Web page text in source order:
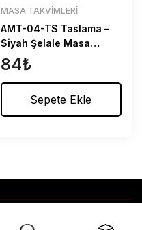
MASA TAKVIMLERI
AMT-04-TS Taslama –
Siyah Şelale Masa
Takvimi
84₺
Sepete Ekle